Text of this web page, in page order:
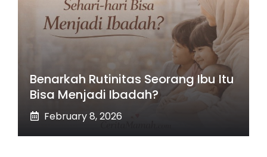
Benarkah Rutinitas Seorang Ibu Itu
Bisa Menjadi Ibadah?
February 8, 2026